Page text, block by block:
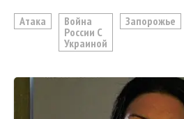
Атака
Война
России С
Украиной
Запорожье